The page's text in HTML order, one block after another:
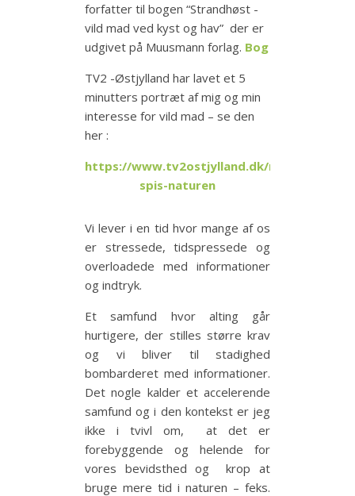
forfatter til bogen “Strandhøst -
vild mad ved kyst og hav” der er
udgivet på Muusmann forlag. Bog
TV2 -Østjylland har lavet et 5
minutters portræt af mig og min
interesse for vild mad – se den
her :
https://www.tv2ostjylland.dk/noerderi/
spis-naturen
Vi lever i en tid hvor mange af os
er stressede, tidspressede og
overloadede med informationer
og indtryk.
Et samfund hvor alting går
hurtigere, der stilles større krav
og vi bliver til stadighed
bombarderet med informationer.
Det nogle kalder et accelerende
samfund og i den kontekst er jeg
ikke i tvivl om, at det er
forebyggende og helende for
vores bevidsthed og krop at
bruge mere tid i naturen – feks.